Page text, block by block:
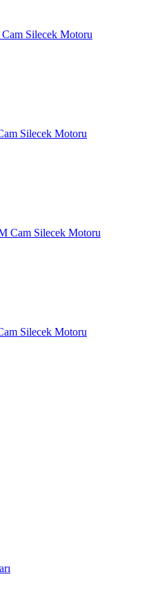
Silecek Motoru
Silecek Motoru
Cam Silecek Motoru
Silecek Motoru